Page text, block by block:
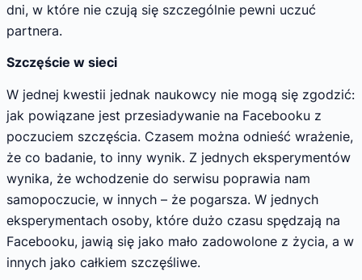
dni, w które nie czują się szczególnie pewni uczuć
partnera.
Szczęście w sieci
W jednej kwestii jednak naukowcy nie mogą się zgodzić:
jak powiązane jest przesiadywanie na Facebooku z
poczuciem szczęścia. Czasem można odnieść wrażenie,
że co badanie, to inny wynik. Z jednych eksperymentów
wynika, że wchodzenie do serwisu poprawia nam
samopoczucie, w innych – że pogarsza. W jednych
eksperymentach osoby, które dużo czasu spędzają na
Facebooku, jawią się jako mało zadowolone z życia, a w
innych jako całkiem szczęśliwe.